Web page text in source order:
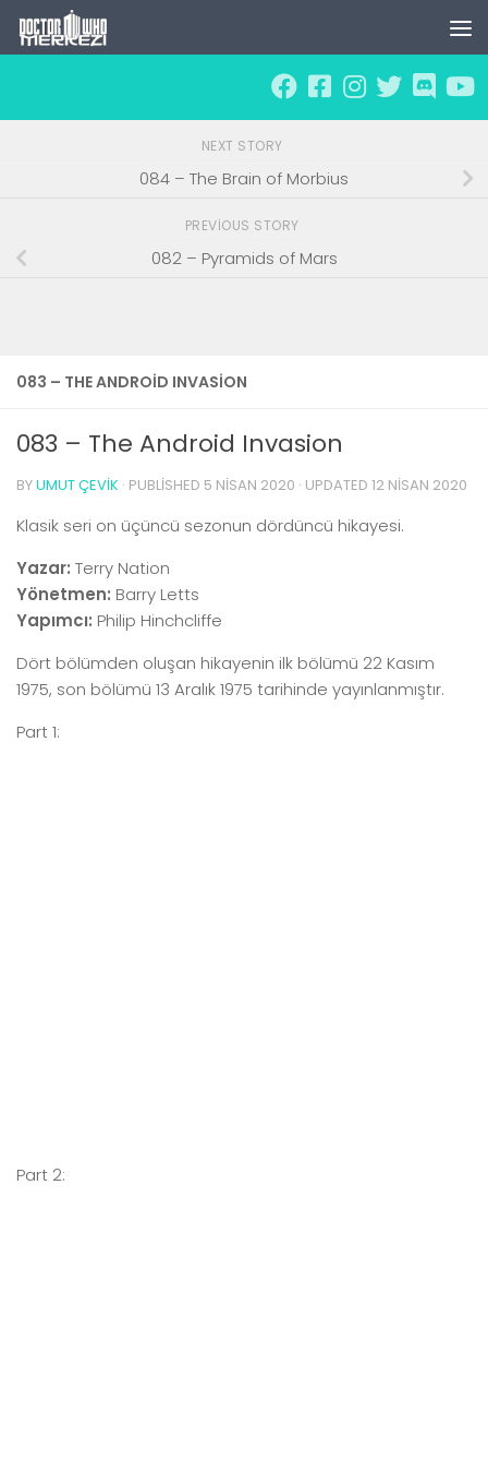
Skip to content
083 – THE ANDROID INVASION
083 – The Android Invasion
BYUMUT ÇEVIK · PUBLISHED 5 NISAN 2020 · UPDATED 12 NISAN 2020
Klasik seri on üçüncü sezonun dördüncü hikayesi.
Yazar: Terry Nation
Yönetmen: Barry Letts
Yapımcı: Philip Hinchcliffe
Dört bölümden oluşan hikayenin ilk bölümü 22 Kasım
1975, son bölümü 13 Aralık 1975 tarihinde yayınlanmıştır.
Part 1:
Part 2:
NEXT STORY
084 – The Brain of Morbius
PREVIOUS STORY
082 – Pyramids of Mars